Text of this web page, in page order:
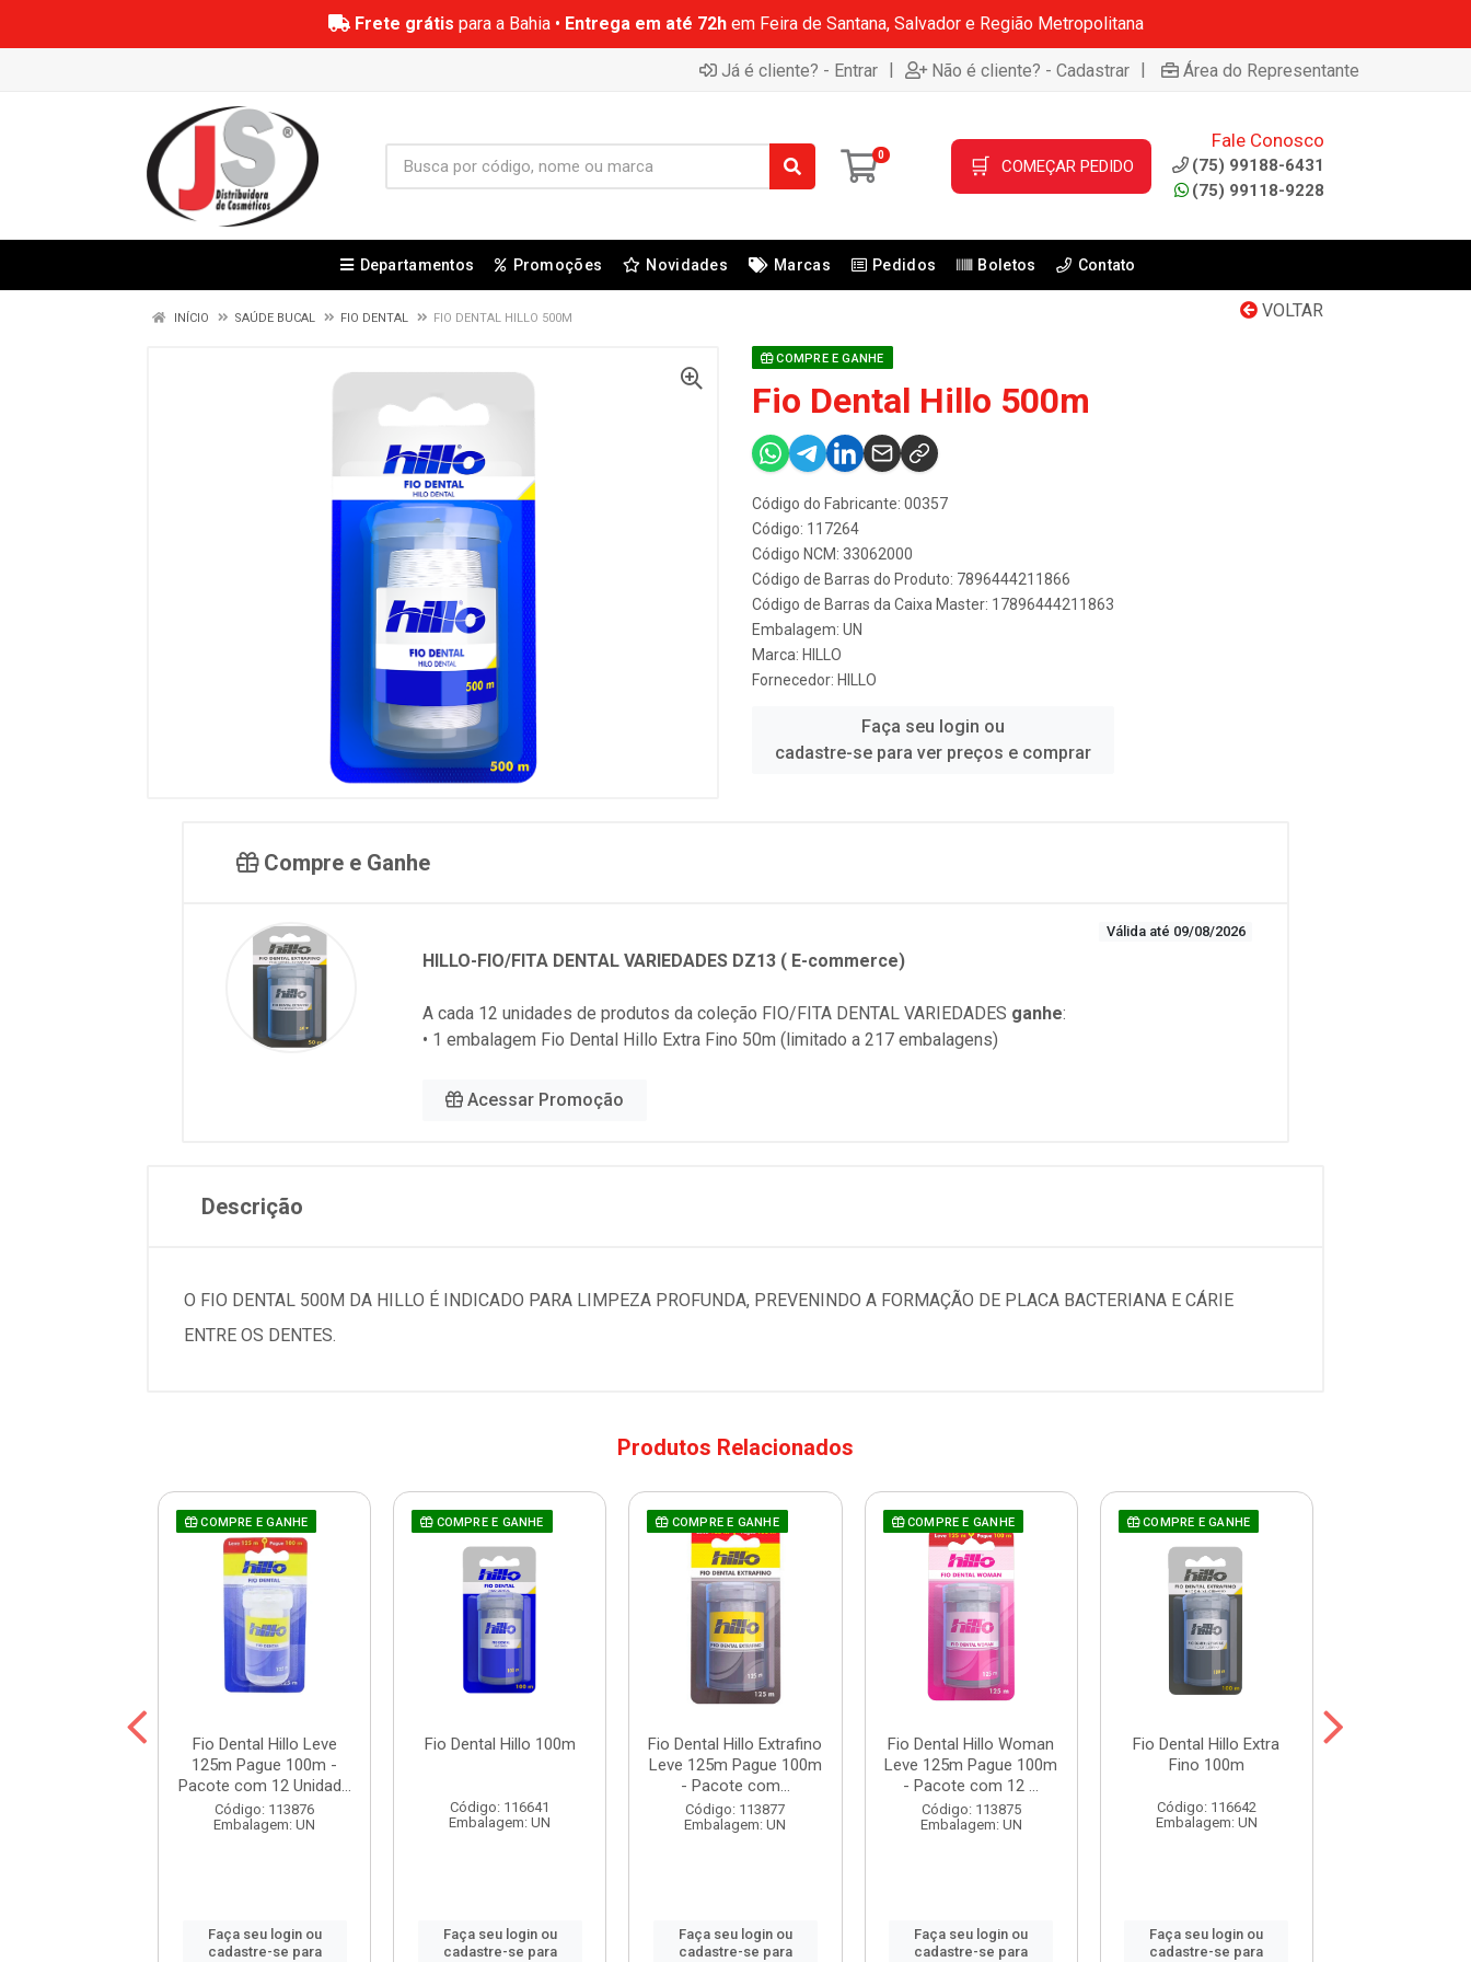
Frete grátis para a Bahia • Entrega em até 72hem Feira de Santana, Salvador e Região Metropolitana
Já é cliente? - Entrar | Não é cliente? - Cadastrar | Área do Representante
0 🛒 COMEÇAR PEDIDO
Fale Conosco
(75) 99188-6431
(75) 99118-9228
Departamentos Promoções Novidades Marcas Pedidos Boletos Contato
VOLTAR
INÍCIO SAÚDE BUCAL FIO DENTAL FIO DENTAL HILLO 500M
COMPRE E GANHE
Fio Dental Hillo 500m
Código do Fabricante: 00357
Código: 117264
Código NCM: 33062000
Código de Barras do Produto: 7896444211866
Código de Barras da Caixa Master: 17896444211863
Embalagem: UN
Marca: HILLO
Fornecedor: HILLO
Faça seu login ou
cadastre-se para ver preços e comprar
Compre e Ganhe
Válida até 09/08/2026
HILLO-FIO/FITA DENTAL VARIEDADES DZ13 ( E-commerce)
A cada 12 unidades de produtos da coleção FIO/FITA DENTAL VARIEDADES ganhe:
• 1 embalagem Fio Dental Hillo Extra Fino 50m (limitado a 217 embalagens)
Acessar Promoção
Descrição
O FIO DENTAL 500M DA HILLO É INDICADO PARA LIMPEZA PROFUNDA, PREVENINDO A FORMAÇÃO DE PLACA BACTERIANA E CÁRIE
ENTRE OS DENTES.
Produtos Relacionados
COMPRE E GANHE
Fio Dental Hillo Leve
125m Pague 100m -
Pacote com 12 Unidad...
Código: 113876
Embalagem: UN
Faça seu login ou
cadastre-se para
COMPRE E GANHE
Fio Dental Hillo 100m
Código: 116641
Embalagem: UN
Faça seu login ou
cadastre-se para
COMPRE E GANHE
Fio Dental Hillo Extrafino
Leve 125m Pague 100m
- Pacote com...
Código: 113877
Embalagem: UN
Faça seu login ou
cadastre-se para
COMPRE E GANHE
Fio Dental Hillo Woman
Leve 125m Pague 100m
- Pacote com 12 ...
Código: 113875
Embalagem: UN
Faça seu login ou
cadastre-se para
COMPRE E GANHE
Fio Dental Hillo Extra
Fino 100m
Código: 116642
Embalagem: UN
Faça seu login ou
cadastre-se para